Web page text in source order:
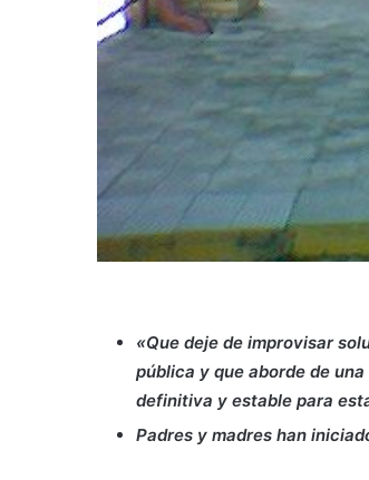
«Que deje de improvisar
pública y que aborde de
definitiva y estable para
Padres y madres han